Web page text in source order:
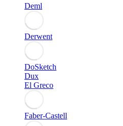
Deml
Derwent
DoSketch
Dux
El Greco
Faber-Castell